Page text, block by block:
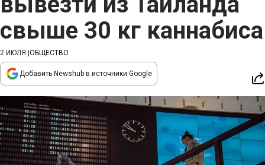
свыше 30 кг каннабиса
2 ИЮЛЯ ОБЩЕСТВО
Добавить Newshub в источники Google